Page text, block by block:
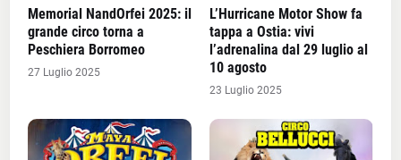
Memorial NandOrfei 2025: il
grande circo torna a
Peschiera Borromeo
27 Luglio 2025
L’Hurricane Motor Show fa
tappa a Ostia: vivi
l’adrenalina dal 29 luglio al
10 agosto
23 Luglio 2025